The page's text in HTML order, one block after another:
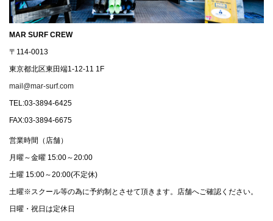
MAR SURF CREW
〒114-0013
東京都北区東田端1-12-11 1F
mail@mar-surf.com
TEL:03-3894-6425
FAX:03-3894-6675
営業時間（店舗）
月曜～金曜 15:00～20:00
土曜 15:00～20:00(不定休)
土曜※スクール等の為に予約制とさせて頂きます。店舗へご確認ください。
日曜・祝日は定休日